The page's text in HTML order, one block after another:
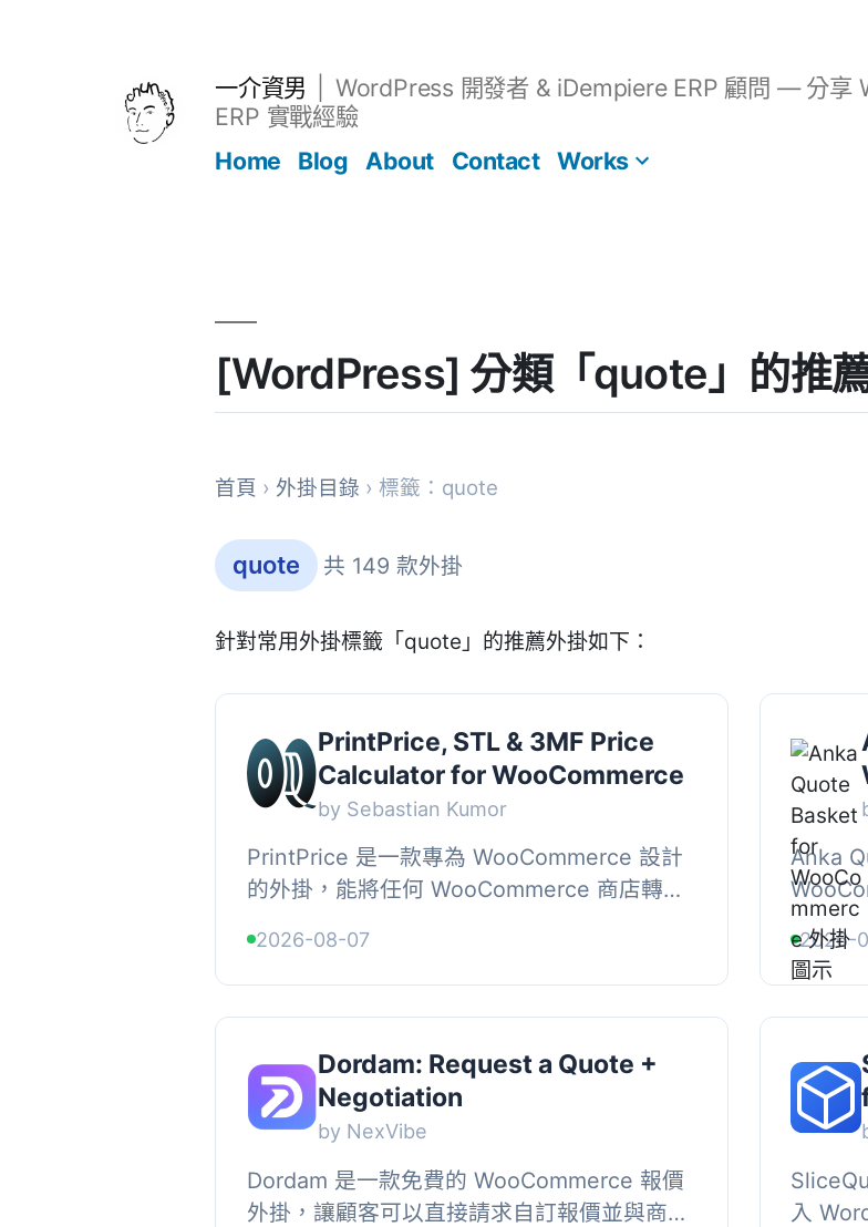
一介資男
WordPress 開發者 & iDempiere ERP 顧問 — 分享
ERP 實戰經驗
Home
Blog About Contact Works
[WordPress] 分類「quote」的推
首頁 › 外掛目錄 › 標籤：quote
quote 共 149 款外掛
針對常用外掛標籤「quote」的推薦外掛如下：
PrintPrice, STL & 3MF Price
Calculator for WooCommerce
by Sebastian Kumor
PrintPrice 是一款專為 WooCommerce 設計
的外掛，能將任何 WooCommerce 商店轉變
3MF 或 STEP 檔案，選擇材料、顏色和...
2026-08-07
Anka
顧客可
管理員
2026-
Dordam: Request a Quote +
Negotiation
by NexVibe
Dordam 是一款免費的 WooCommerce 報價
外掛，讓顧客可以直接請求自訂報價並與商店
入